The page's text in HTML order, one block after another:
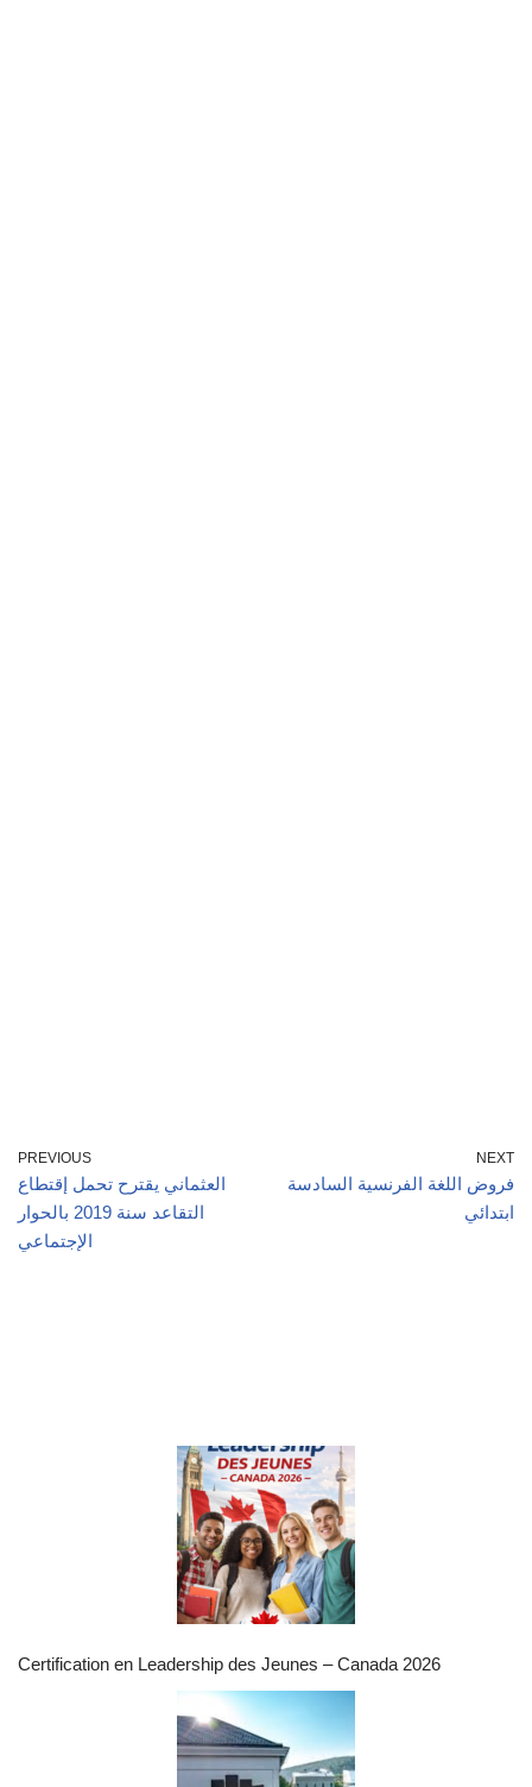
PREVIOUS
العثماني يقترح تحمل إقتطاع
التقاعد سنة 2019 بالحوار
الإجتماعي
NEXT
فروض اللغة الفرنسية السادسة
ابتدائي
Certification en Leadership des Jeunes – Canada 2026